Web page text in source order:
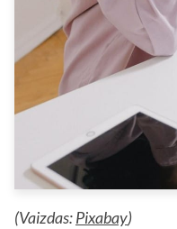
(Vaizdas:Pixabay)